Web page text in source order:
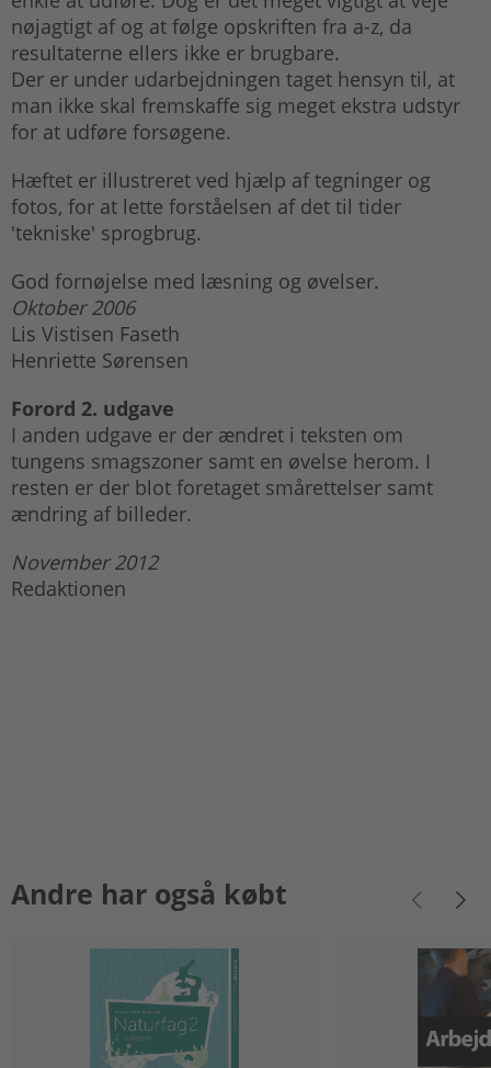
nøjagtigt af og at følge opskriften fra a-z, da
resultaterne ellers ikke er brugbare.
Der er under udarbejdningen taget hensyn til, at
man ikke skal fremskaffe sig meget ekstra udstyr
for at udføre forsøgene.
Hæftet er illustreret ved hjælp af tegninger og
fotos, for at lette forståelsen af det til tider
'tekniske' sprogbrug.
God fornøjelse med læsning og øvelser.
Oktober 2006
Lis Vistisen Faseth
Henriette Sørensen
Forord 2. udgave
I anden udgave er der ændret i teksten om
tungens smagszoner samt en øvelse herom. I
resten er der blot foretaget smårettelser samt
ændring af billeder.
November 2012
Redaktionen
Andre har også købt